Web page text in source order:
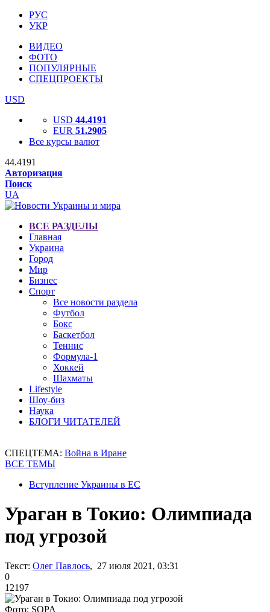
РУС
УКР
ВИДЕО
ФОТО
ПОПУЛЯРНЫЕ
СПЕЦПРОЕКТЫ
USD
USD 44.4191
EUR 51.2905
Все курсы валют
44.4191
Авторизация
Поиск
UA
ВСЕ РАЗДЕЛЫ
Главная
Украина
Город
Мир
Бизнес
Спорт
Все новости раздела
Футбол
Бокс
Баскетбол
Теннис
Формула-1
Хоккей
Шахматы
Lifestyle
Шоу-биз
Наука
БЛОГИ ЧИТАТЕЛЕЙ
СПЕЦТЕМА: Война в Иране
ВСЕ ТЕМЫ
Вступление Украины в ЕС
Ураган в Токио: Олимпиада
под угрозой
Текст: Олег Павлось, 27 июля 2021, 03:31
0
12197
Фото: SOPA